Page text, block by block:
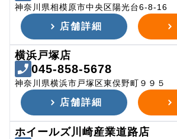
神奈川県相模原市中央区陽光台6-8-16
店舗詳細
横浜戸塚店
045-858-5678
神奈川県横浜市戸塚区東俣野町９９５
店舗詳細
ホイールズ川崎産業道路店